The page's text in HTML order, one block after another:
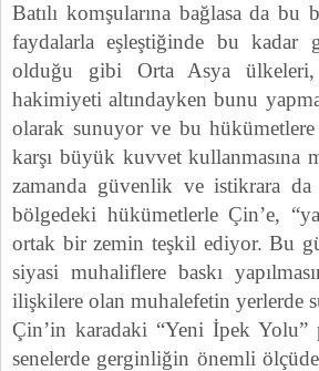
Batılı komşularına bağlasa da
faydalarla eşleştiğinde bu
olduğu gibi Orta Asya ülkeleri,
hakimiyeti altındayken bunu
olarak sunuyor ve bu
karşı büyük kuvvet kullanmasına
zamanda güvenlik ve istikrara
bölgedeki hükümetlerle Çin’e,
ortak bir zemin teşkil ediyor. Bu
siyasi muhaliflere baskı
ilişkilere olan muhalefetin yerlerde
Çin’in karadaki “Yeni İpek
senelerde gerginliğin önemli